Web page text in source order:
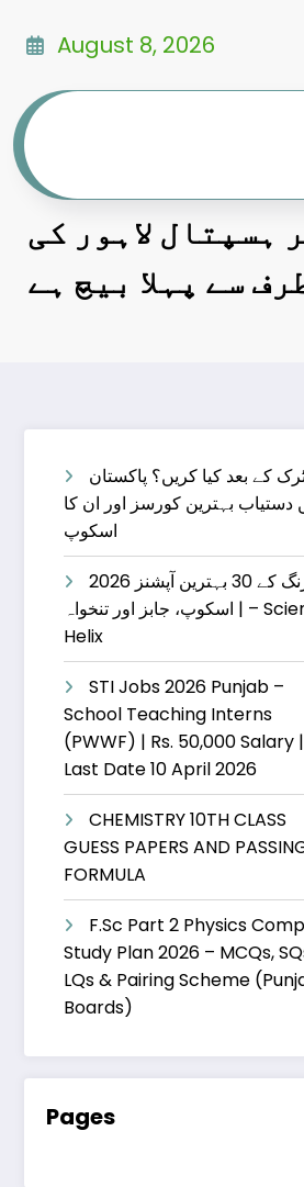
August 8, 2026
ہسپتال لاہور کی
سے پہلا بیچ ہے
کے بعد کیا کریں؟ پاکستان
دستیاب بہترین کورسز اور ان کا
اسکوپ
انجینرنگ کے 30 بہترین آپشنز 2026
| اسکوپ، جابز اور تنخواہ – Science
Helix
STI Jobs 2026 Punjab –
School Teaching Interns
(PWWF) | Rs. 50,000 Salary |
Last Date 10 April 2026
CHEMISTRY 10TH CLASS
GUESS PAPERS AND
FORMULA
F.Sc Part 2 Physics
Study Plan 2026 – MCQs,
LQs & Pairing Scheme
Boards)
Pages